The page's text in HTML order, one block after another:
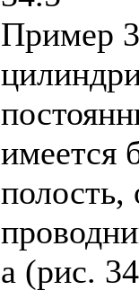
Пример
имеется
полость,
а (рис.